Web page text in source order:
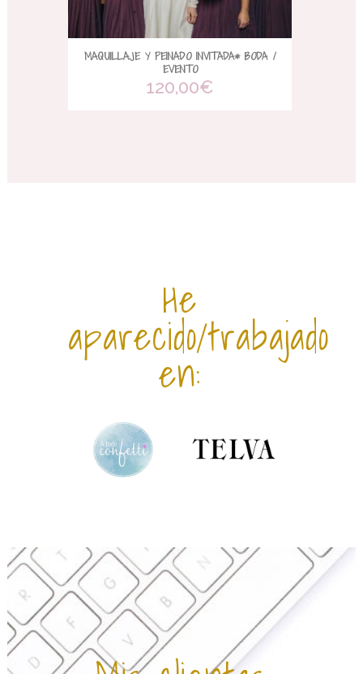
MAQUILLAJE Y PEINADO INVITADA* BODA /
EVENTO
120,00€
He
aparecido/trabajado
en: